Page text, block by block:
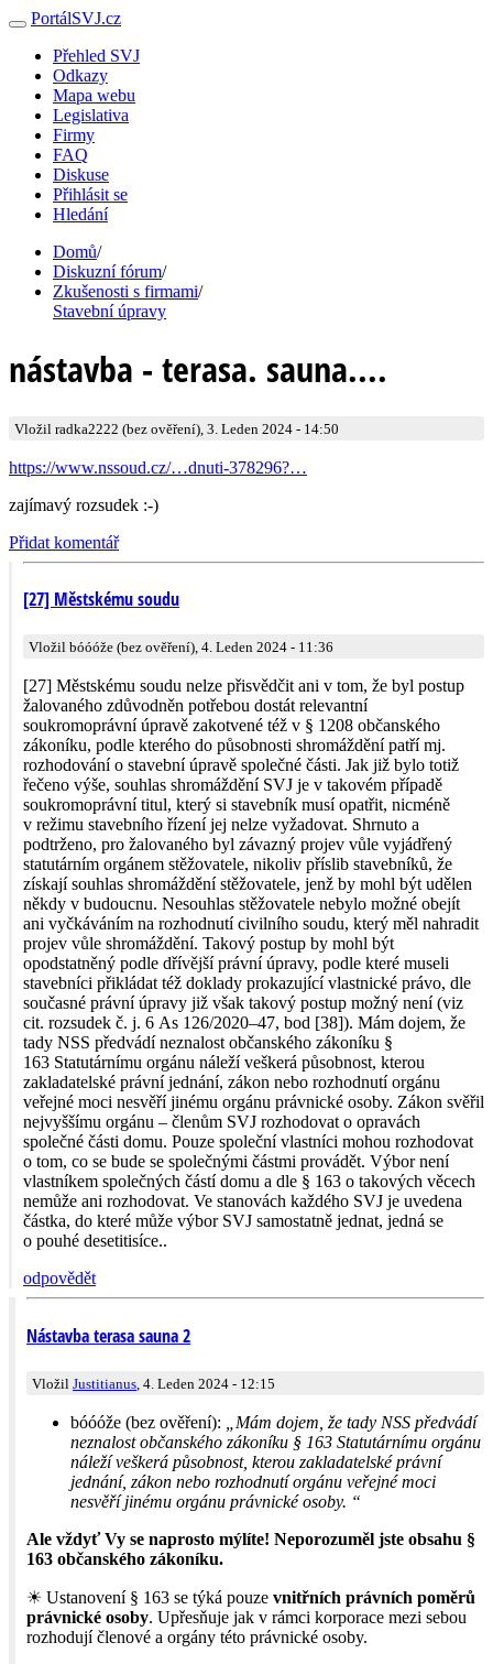
PortálSVJ.cz
Přehled SVJ
Odkazy
Mapa webu
Legislativa
Firmy
FAQ
Diskuse
Přihlásit se
Hledání
Domů/
Diskuzní fórum/
Zkušenosti s firmami/
Stavební úpravy
nástavba - terasa. sauna....
Vložil radka2222 (bez ověření), 3. Leden 2024 - 14:50
https://www.nssoud.cz/…dnuti-378296?…
zajímavý rozsudek :-)
Přidat komentář
[27] Městskému soudu
Vložil bóóóže (bez ověření), 4. Leden 2024 - 11:36
[27] Městskému soudu nelze přisvědčit ani v tom, že byl postup
žalovaného zdůvodněn potřebou dostát relevantní
soukromoprávní úpravě zakotvené též v § 1208 občanského
zákoníku, podle kterého do působnosti shromáždění patří mj.
rozhodování o stavební úpravě společné části. Jak již bylo totiž
řečeno výše, souhlas shromáždění SVJ je v takovém případě
soukromoprávní titul, který si stavebník musí opatřit, nicméně
v režimu stavebního řízení jej nelze vyžadovat. Shrnuto a
podtrženo, pro žalovaného byl závazný projev vůle vyjádřený
statutárním orgánem stěžovatele, nikoliv příslib stavebníků, že
získají souhlas shromáždění stěžovatele, jenž by mohl být udělen
někdy v budoucnu. Nesouhlas stěžovatele nebylo možné obejít
ani vyčkáváním na rozhodnutí civilního soudu, který měl nahradit
projev vůle shromáždění. Takový postup by mohl být
opodstatněný podle dřívější právní úpravy, podle které museli
stavebníci přikládat též doklady prokazující vlastnické právo, dle
současné právní úpravy již však takový postup možný není (viz
cit. rozsudek č. j. 6 As 126/2020–47, bod [38]). Mám dojem, že
tady NSS předvádí neznalost občanského zákoníku §
163 Statutárnímu orgánu náleží veškerá působnost, kterou
zakladatelské právní jednání, zákon nebo rozhodnutí orgánu
veřejné moci nesvěří jinému orgánu právnické osoby. Zákon svěřil
nejvyššímu orgánu – členům SVJ rozhodovat o opravách
společné části domu. Pouze společní vlastníci mohou rozhodovat
o tom, co se bude se společnými částmi provádět. Výbor není
vlastníkem společných částí domu a dle § 163 o takových věcech
nemůže ani rozhodovat. Ve stanovách každého SVJ je uvedena
částka, do které může výbor SVJ samostatně jednat, jedná se
o pouhé desetitisíce..
odpovědět
Nástavba terasa sauna 2
Vložil Justitianus , 4. Leden 2024 - 12:15
bóóóže (bez ověření):
„Mám dojem, že tady NSS předvádí
neznalost občanského zákoníku § 163 Statutárnímu orgánu
náleží veškerá působnost, kterou zakladatelské právní
jednání, zákon nebo rozhodnutí orgánu veřejné moci
nesvěří jinému orgánu právnické osoby. “
Ale vždyť Vy se naprosto mýlíte! Neporozuměl jste obsahu §
163 občanského zákoníku.
☀ Ustanovení § 163 se týká pouze vnitřních právních poměrů
právnické osoby. Upřesňuje jak v rámci korporace mezi sebou
rozhodují členové a orgány této právnické osoby.